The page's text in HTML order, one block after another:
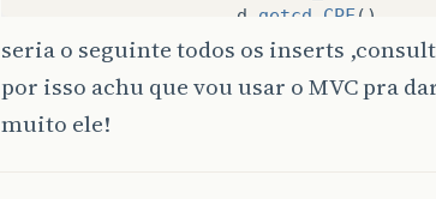
d
getcd_CPF(),
gettxt_End
gettxt_Bairro
d.getcd_NumeroRes
seria o seguinte todos os inserts
por isso achu que vou usar o MVC pra
muito ele!